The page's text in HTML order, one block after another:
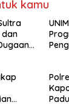
kamu
dan